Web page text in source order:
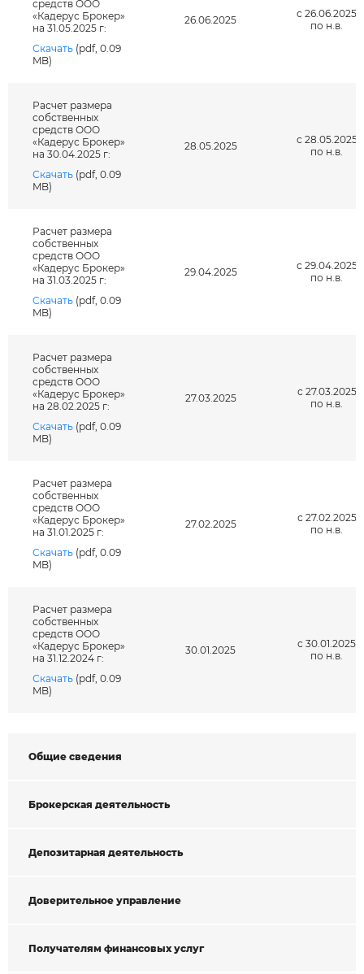
Общие сведения
Брокерская деятельность
Депозитарная деятельность
Доверительное управление
Получателям финансовых услуг
средств ООО
«Кадерус Брокер»
на 31.05.2025 г:
Скачать (pdf, 0.09
MB)
26.06.2025
с 26.06.2025
по н.в.
Расчет размера
собственных
средств ООО
«Кадерус Брокер»
на 30.04.2025 г:
Скачать (pdf, 0.09
MB)
28.05.2025
с 28.05.2025
по н.в.
Расчет размера
собственных
средств ООО
«Кадерус Брокер»
на 31.03.2025 г:
Скачать (pdf, 0.09
MB)
29.04.2025
с 29.04.2025
по н.в.
Расчет размера
собственных
средств ООО
«Кадерус Брокер»
на 28.02.2025 г:
Скачать (pdf, 0.09
MB)
27.03.2025
с 27.03.2025
по н.в.
Расчет размера
собственных
средств ООО
«Кадерус Брокер»
на 31.01.2025 г:
Скачать (pdf, 0.09
MB)
27.02.2025
с 27.02.2025
по н.в.
Расчет размера
собственных
средств ООО
«Кадерус Брокер»
на 31.12.2024 г:
Скачать (pdf, 0.09
MB)
30.01.2025
с 30.01.2025
по н.в.